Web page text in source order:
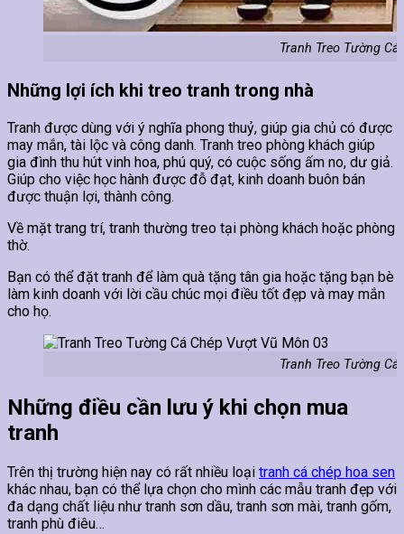
Tranh Treo Tường
Những lợi ích khi treo tranh trong nhà
Tranh được dùng với ý nghĩa phong thuỷ, giúp gia chủ có được
may mắn, tài lộc và công danh. Tranh treo phòng khách giúp
gia đình thu hút vinh hoa, phú quý, có cuộc sống ấm no, dư giả.
Giúp cho việc học hành được đỗ đạt, kinh doanh buôn bán
được thuận lợi, thành công.
Về mặt trang trí, tranh thường treo tại phòng khách hoặc phòng
thờ.
Bạn có thể đặt tranh để làm quà tặng tân gia hoặc tặng bạn bè
làm kinh doanh với lời cầu chúc mọi điều tốt đẹp và may mắn
cho họ.
Tranh Treo Tường
Những điều cần lưu ý khi chọn mua
tranh
Trên thị trường hiện nay có rất nhiều loại tranh cá chép hoa sen
khác nhau, bạn có thể lựa chọn cho mình các mẫu tranh đẹp với
đa dạng chất liệu như tranh sơn dầu, tranh sơn mài, tranh gốm,
tranh phù điêu…